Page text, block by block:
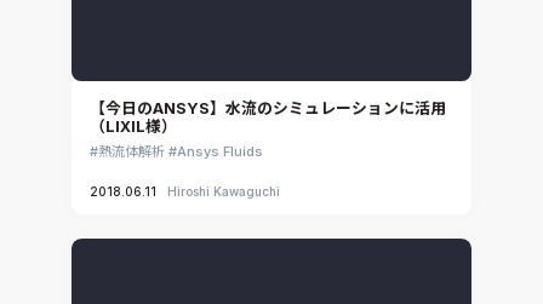
【今日のANSYS】水流のシミュレーションに活用
（LIXIL様）
熱流体解析 Ansys Fluids
2018.06.11 Hiroshi Kawaguchi